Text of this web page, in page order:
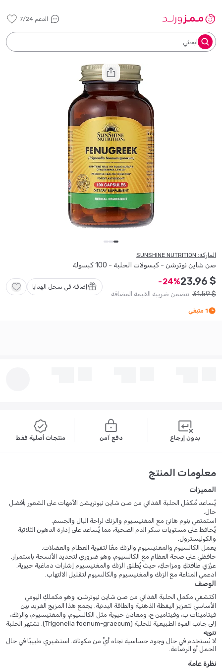
الدعم 7/24
ابحثي
الماركة: SUNSHINE NUTRITION
صن شاين نوترشن - كبسولات الحلبة - 100 كبسولة
$
23.96
24
$
31.59 تتضمن ضريبة القيمة المضافة
إضافة في سجل الهدايا
1 متبقي
بدون إرجاع دفع آمن منتجات أصلية فقط
معلومات المنتج
المميزات
يُساعد مُكمّل الحلبة الغذائي من صن شاين نيوتريشن الأمهات على الشعور بأفضل
حال.
استمتعي بنوم هانئ مع المغنيسيوم والزنك لراحة البال والجسم.
يُحافظ على مستويات سكر الدم الصحية، مما يُساعد على إدارة الدهون الثلاثية
والكوليسترول.
يعمل الكالسيوم والمغنيسيوم والزنك معًا لتقوية العظام والعضلات.
حافظي على صحة العظام مع الكالسيوم، وهو ضروري لتجديد الأنسجة باستمرار.
عزّزي طاقتكِ ومزاجكِ، حيث يُطلق الزنك والمغنيسيوم إشارات دماغية حيوية.
ادعمي المناعة مع الزنك والمغنيسيوم والكالسيوم لتقليل الالتهاب.
الوصف
اكتشفي مكمل الحلبة الغذائي من صن شاين نيوترشن، وهو مكملكِ اليومي
الأساسي لتعزيز اليقظة الذهنية والطاقة البدنية. يجمع هذا المزيج الفريد بين
فيتامينات ب، وفيتامين ج، ومعادن حيوية مثل الكالسيوم، والمغنيسيوم، والزنك،
إلى جانب القوة الطبيعية للحلبة (Trigonella foenum-graecum). تشتهر الحلبة
بقدرتها على تعزيز إدرار حليب الأم، ودعم صحة القلب، وتنظيم مستويات السكر
في الدم، مما يجعلها إضافة رائعة لروتين صحة الأم.
صُممت كل كبسولة بعناية فائقة باستخدام مكونات عالية الجودة، بما في ذلك
تنويه
لا يُستخدم في حال وجود حساسية تجاه أيٍّ من مكوناته. استشيري طبيبًا في حال
الحمل أو الرضاعة.
نظرة عامة